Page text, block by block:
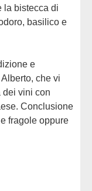
la bistecca di
basilico e
che vi
dei vini con
Conclusione
fragole oppure